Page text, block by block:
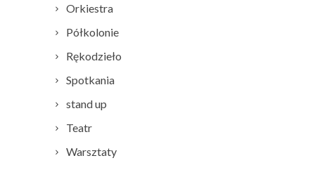
Orkiestra
Półkolonie
Rękodzieło
Spotkania
stand up
Teatr
Warsztaty